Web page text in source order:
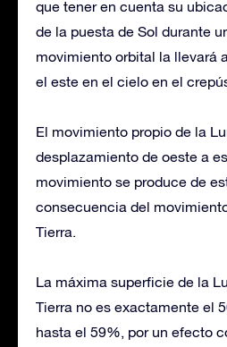
que tener en cuenta su
de la puesta de Sol durante
movimiento orbital la llevará
el este en el cielo en el
El movimiento propio de la
desplazamiento de oeste a
movimiento se produce de
consecuencia del
Tierra.
La máxima superficie de la
Tierra no es exactamente el
hasta el 59%, por un efecto